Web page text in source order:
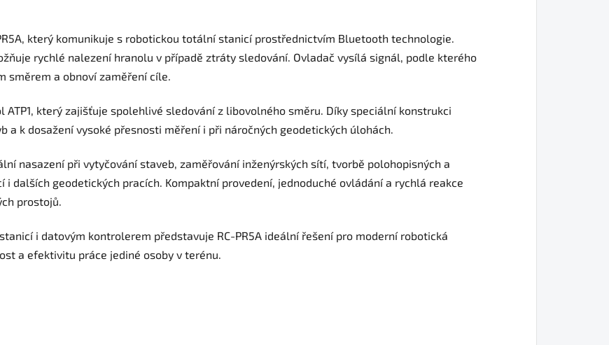
který komunikuje s robotickou totální stanicí prostřednictvím Bluetooth technologie.
rychlé nalezení hranolu v případě ztráty sledování. Ovladač vysílá signál, podle kterého
a obnoví zaměření cíle.
ATP1, který zajišťuje spolehlivé sledování z libovolného směru. Díky speciální konstrukci
a k dosažení vysoké přesnosti měření i při náročných geodetických úlohách.
nasazení při vytyčování staveb, zaměřování inženýrských sítí, tvorbě polohopisných a
dalších geodetických pracích. Kompaktní provedení, jednoduché ovládání a rychlá reakce
prostojů.
i datovým kontrolerem představuje RC-PR5A ideální řešení pro moderní robotická
a efektivitu práce jediné osoby v terénu.